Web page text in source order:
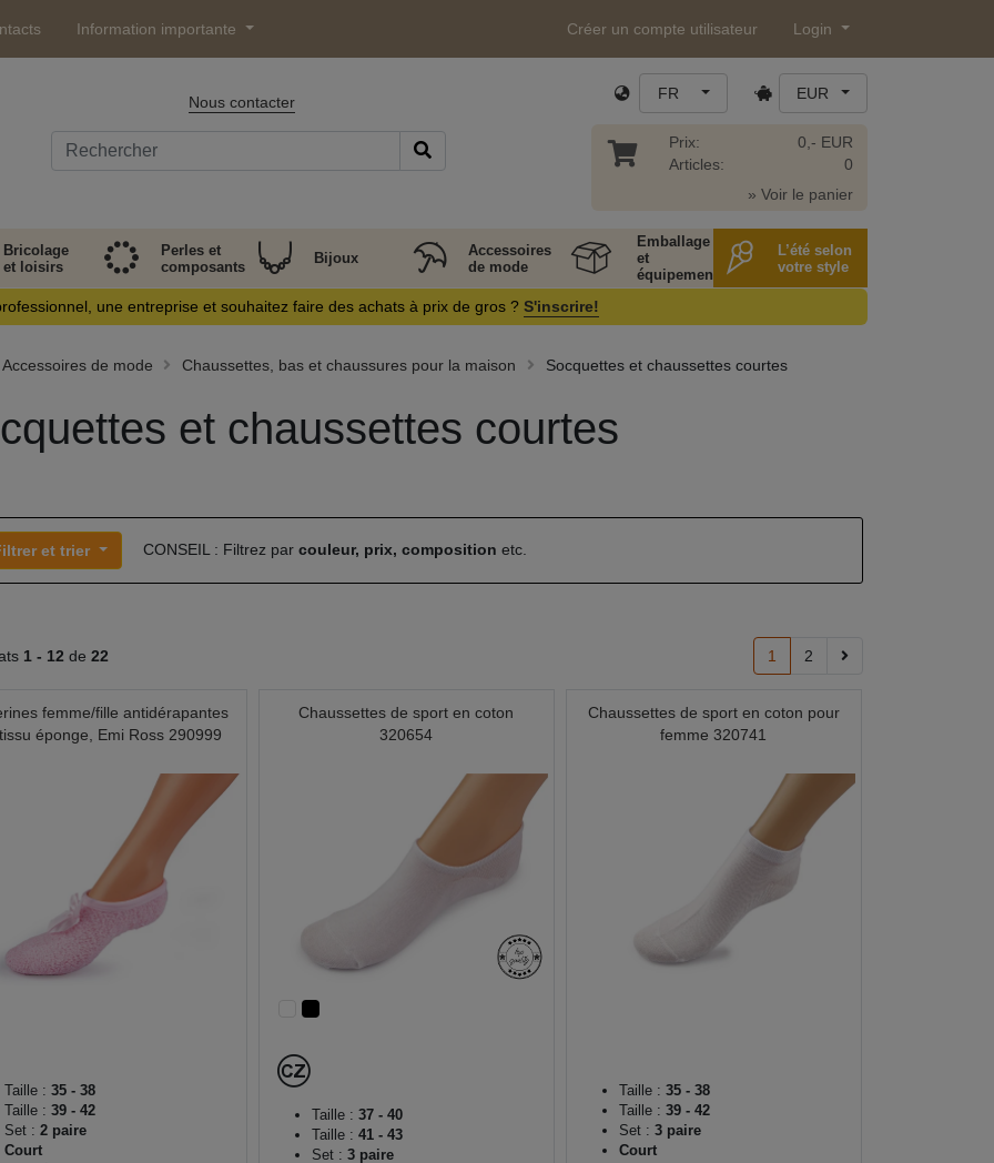
Information importante Créer un compte utilisateur Login
Nous contacter FR EUR
Prix:
Articles:
0,- EUR
0
» Voir le panier
Bricolage
et loisirs
Perles et
composants
Bijoux
Accessoires
de mode
Emballage
et
équipement
L’été selon
votre style
une entreprise et souhaitez faire des achats à prix de gros ? S'inscrire!
Accessoires de mode Chaussettes, bas et chaussures pour la maison Socquettes et chaussettes courtes
et chaussettes courtes
et trier CONSEIL : Filtrez par couleur, prix, composition etc.
1 - 12 de 22 1 2
femme/fille antidérapantes
éponge, Emi Ross 290999
Taille : 35 - 38
Taille : 39 - 42
Set : 2 paire
Court
Chaussettes de sport en coton
320654
Taille : 37 - 40
Taille : 41 - 43
Set : 3 paire
Chaussettes de sport en coton pour
femme 320741
Taille : 35 - 38
Taille : 39 - 42
Set : 3 paire
Court